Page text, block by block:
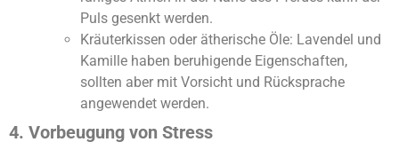
Puls gesenkt werden.
Kräuterkissen oder ätherische Öle: Lavendel und
Kamille haben beruhigende Eigenschaften,
sollten aber mit Vorsicht und Rücksprache
angewendet werden.
4. Vorbeugung von Stress